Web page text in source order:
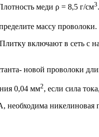
меди ρ = 8,5 г/см3.
массу проволоки.
включают в сеть с
новой проволоки
0,04 мм2, если сила
необходима